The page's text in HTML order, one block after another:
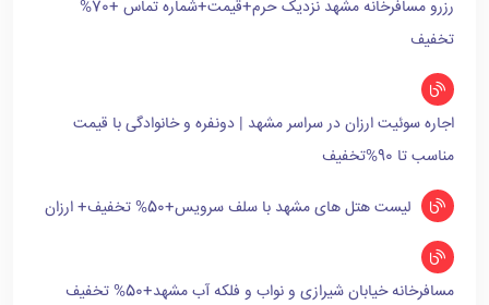
رزرو مسافرخانه مشهد نزدیک حرم+قیمت+شماره تماس +70%
تخفیف
اجاره سوئیت ارزان در سراسر مشهد | دونفره و خانوادگی با قیمت
مناسب تا 90%تخفیف
لیست هتل های مشهد با سلف سرویس+50% تخفیف+ ارزان
مسافرخانه خیابان شیرازی و نواب و فلکه آب مشهد+50% تخفیف